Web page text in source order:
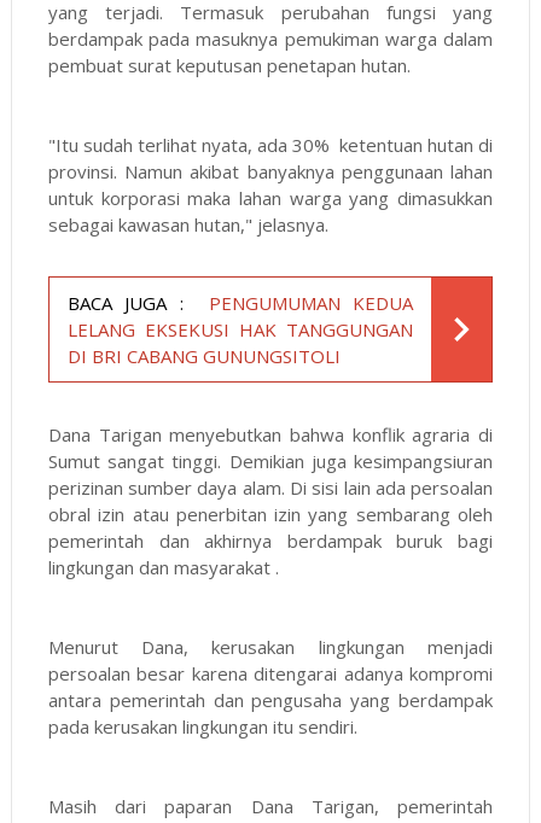
yang terjadi. Termasuk perubahan fungsi yang
berdampak pada masuknya pemukiman warga dalam
pembuat surat keputusan penetapan hutan.
"Itu sudah terlihat nyata, ada 30% ketentuan hutan di
provinsi. Namun akibat banyaknya penggunaan lahan
untuk korporasi maka lahan warga yang dimasukkan
sebagai kawasan hutan," jelasnya.
BACA JUGA :
PENGUMUMAN KEDUA
LELANG EKSEKUSI HAK TANGGUNGAN
DI BRI CABANG GUNUNGSITOLI
Dana Tarigan menyebutkan bahwa konflik agraria di
Sumut sangat tinggi. Demikian juga kesimpangsiuran
perizinan sumber daya alam. Di sisi lain ada persoalan
obral izin atau penerbitan izin yang sembarang oleh
pemerintah dan akhirnya berdampak buruk bagi
lingkungan dan masyarakat .
Menurut Dana, kerusakan lingkungan menjadi
persoalan besar karena ditengarai adanya kompromi
antara pemerintah dan pengusaha yang berdampak
pada kerusakan lingkungan itu sendiri.
Masih dari paparan Dana Tarigan, pemerintah